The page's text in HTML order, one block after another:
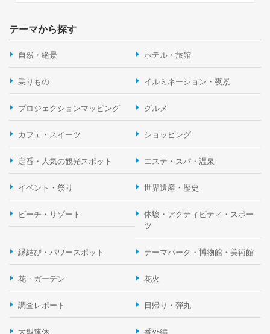
テーマから探す
自然・絶景 ホテル・旅館
乗りもの イルミネーション・夜景
プロジェクションマッピング グルメ
カフェ・スイーツ ショッピング
定番・人気の観光スポット エステ・スパ・温泉
イベント・祭り 世界遺産・歴史
ビーチ・リゾート
体験・アクティビティ・スポー
ツ
縁結び・パワースポット テーマパーク・博物館・美術館
花・ガーデン 花火
調査レポート 日帰り・弾丸
大型連休 番外編